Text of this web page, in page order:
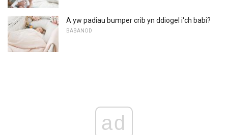
A yw padiau bumper crib yn ddiogel i'ch babi?
BABANOD
ad